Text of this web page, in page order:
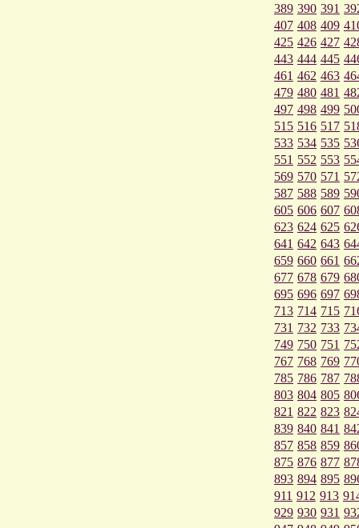
389 390 391
407 408 409
425 426 427
443 444 445
461 462 463
479 480 481
497 498 499
515 516 517
533 534 535
551 552 553
569 570 571
587 588 589
605 606 607
623 624 625
641 642 643
659 660 661
677 678 679
695 696 697
713 714 715
731 732 733
749 750 751
767 768 769
785 786 787
803 804 805
821 822 823
839 840 841
857 858 859
875 876 877
893 894 895
911 912 913
929 930 931